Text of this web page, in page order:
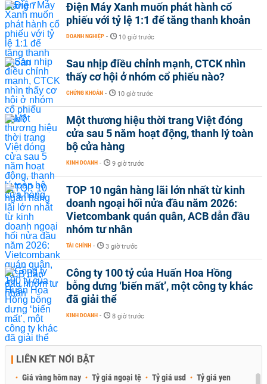
Điện Máy Xanh muốn phát hành cổ
phiếu với tỷ lệ 1:1 để tăng thanh khoản
DOANH NGHIỆP - 10 giờ trước
Sau nhịp điều chỉnh mạnh, CTCK nhìn
thấy cơ hội ở nhóm cổ phiếu nào?
CHỨNG KHOÁN - 10 giờ trước
Một thương hiệu thời trang Việt đóng
cửa sau 5 năm hoạt động, thanh lý toàn
bộ cửa hàng
KINH DOANH - 9 giờ trước
TOP 10 ngân hàng lãi lớn nhất từ kinh
doanh ngoại hối nửa đầu năm 2026:
Vietcombank quán quân, ACB dẫn đầu
nhóm tư nhân
TÀI CHÍNH - 3 giờ trước
Công ty 100 tỷ của Huấn Hoa Hồng
bỗng dưng ‘biến mất’, một công ty khác
đã giải thể
KINH DOANH - 8 giờ trước
LIÊN KẾT NỔI BẬT
Giá vàng hôm nay Tỷ giá ngoại tệ Tỷ giá usd Tỷ giá yen